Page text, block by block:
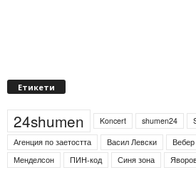
Етикети
24shumen Koncert shumen24
Агенция по заетостта
Васил Левски Вебер
Менделсон
ПИН-код Синя зона